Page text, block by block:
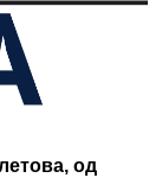
од